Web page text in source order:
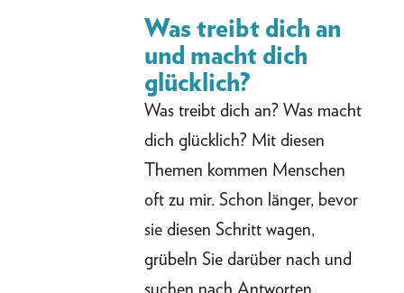
Was treibt dich an
und macht dich
glücklich?
Was treibt dich an? Was macht
dich glücklich? Mit diesen
Themen kommen Menschen
oft zu mir. Schon länger, bevor
sie diesen Schritt wagen,
grübeln Sie darüber nach und
suchen nach Antworten.